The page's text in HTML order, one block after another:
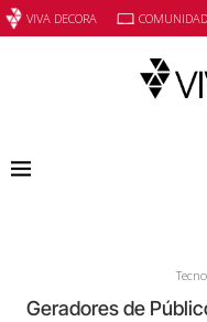
VIVA DECORA
Geradores de